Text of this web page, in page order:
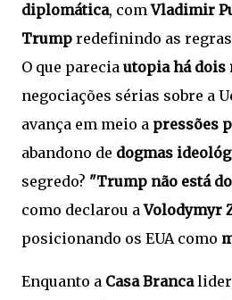
diplomática, comVladimir
Trump redefinindo as
O que parecia utopia há dois
negociações sérias sobre a
avança em meio a pressões
abandono de dogmas
segredo? "Trump não está
como declarou aVolodymyr
posicionando os EUA como
Enquanto a Casa Branca